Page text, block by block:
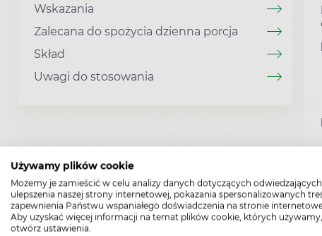
Używamy plików cookie
Możemy je zamieścić w celu analizy danych dotyczących
ulepszenia naszej strony internetowej, pokazania spersonalizowanych
zapewnienia Państwu wspaniałego doświadczenia na stronie
Aby uzyskać więcej informacji na temat plików cookie, których używamy,
otwórz ustawienia.
Wskazania
Zalecana do spożycia dzienna porcja
Skład
Uwagi do stosowania